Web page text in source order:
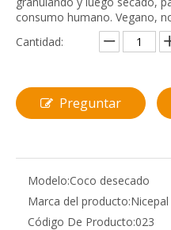
consumo humano. Vegano,
Cantidad:
Preguntar
Modelo:Coco desecado
Marca del producto:Nicepal
Código De Producto:023